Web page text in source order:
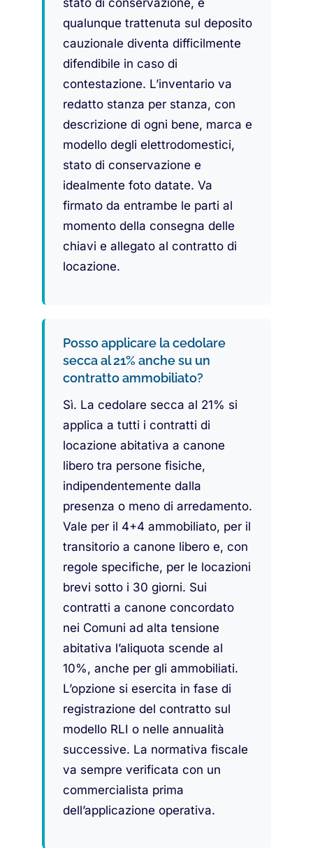
stato di conservazione, e
qualunque trattenuta sul deposito
cauzionale diventa difficilmente
difendibile in caso di
contestazione. L’inventario va
redatto stanza per stanza, con
descrizione di ogni bene, marca e
modello degli elettrodomestici,
stato di conservazione e
idealmente foto datate. Va
firmato da entrambe le parti al
momento della consegna delle
chiavi e allegato al contratto di
locazione.
Posso applicare la cedolare
secca al 21% anche su un
contratto ammobiliato?
Sì. La cedolare secca al 21% si
applica a tutti i contratti di
locazione abitativa a canone
libero tra persone fisiche,
indipendentemente dalla
presenza o meno di arredamento.
Vale per il 4+4 ammobiliato, per il
transitorio a canone libero e, con
regole specifiche, per le locazioni
brevi sotto i 30 giorni. Sui
contratti a canone concordato
nei Comuni ad alta tensione
abitativa l’aliquota scende al
10%, anche per gli ammobiliati.
L’opzione si esercita in fase di
registrazione del contratto sul
modello RLI o nelle annualità
successive. La normativa fiscale
va sempre verificata con un
commercialista prima
dell’applicazione operativa.